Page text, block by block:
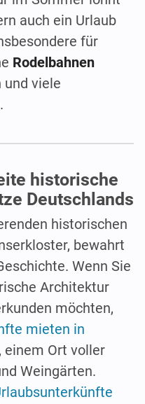
auch ein Urlaub
für
Rodelbahnen
und viele
historische
Deutschlands
historischen
bewahrt
Wenn Sie
Architektur
möchten,
mieten in
einem Ort voller
Weingärten.